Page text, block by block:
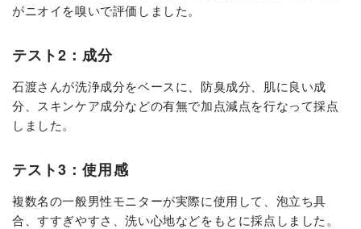
がニオイを嗅いで評価しました。
テスト2：成分
石渡さんが洗浄成分をベースに、防臭成分、肌に良い成
分、スキンケア成分などの有無で加点減点を行なって採点
しました。
テスト3：使用感
複数名の一般男性モニターが実際に使用して、泡立ち具
合、すすぎやすさ、洗い心地などをもとに採点しました。